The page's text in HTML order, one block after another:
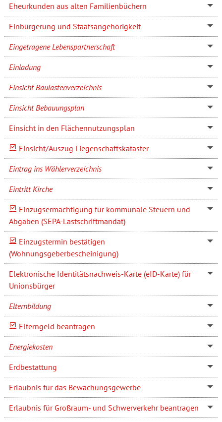
Eheurkunden aus alten Familienbüchern
Einbürgerung und Staatsangehörigkeit
Eingetragene Lebenspartnerschaft
Einladung
Einsicht Baulastenverzeichnis
Einsicht Bebauungsplan
Einsicht in den Flächennutzungsplan
Einsicht/Auszug Liegenschaftskataster
Eintrag ins Wählerverzeichnis
Eintritt Kirche
Einzugsermächtigung für kommunale Steuern und
Abgaben (SEPA-Lastschriftmandat)
Einzugstermin bestätigen
(Wohnungsgeberbescheinigung)
Elektronische Identitätsnachweis-Karte (eID-Karte) für
Unionsbürger
Elternbildung
Elterngeld beantragen
Energiekosten
Erdbestattung
Erlaubnis für das Bewachungsgewerbe
Erlaubnis für Großraum- und Schwerverkehr beantragen